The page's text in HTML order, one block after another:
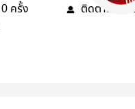
0 ครั้ง ติดตาม0ค